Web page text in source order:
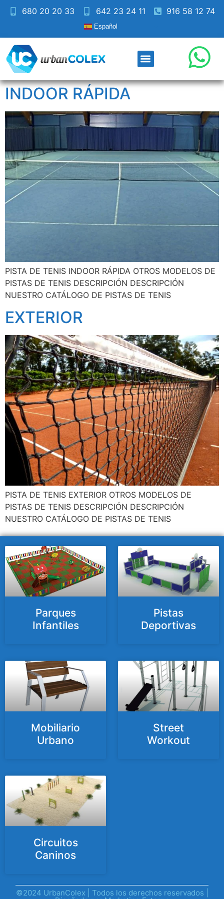
680 20 20 33 642 23 24 11 916 58 12 74
Español
INDOOR RÁPIDA
PISTA DE TENIS INDOOR RÁPIDA OTROS MODELOS DE
PISTAS DE TENIS DESCRIPCIÓN DESCRIPCIÓN
NUESTRO CATÁLOGO DE PISTAS DE TENIS
EXTERIOR
PISTA DE TENIS EXTERIOR OTROS MODELOS DE
PISTAS DE TENIS DESCRIPCIÓN DESCRIPCIÓN
NUESTRO CATÁLOGO DE PISTAS DE TENIS
Parques
Infantiles
Pistas
Deportivas
Mobiliario
Urbano
Street
Workout
Circuitos
Caninos
©2024 UrbanColex | Todos los derechos reservados |